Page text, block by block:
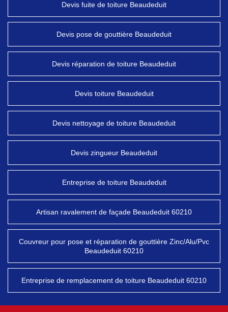
Devis fuite de toiture Beaudeduit
Devis pose de gouttière Beaudeduit
Devis réparation de toiture Beaudeduit
Devis toiture Beaudeduit
Devis nettoyage de toiture Beaudeduit
Devis zingueur Beaudeduit
Entreprise de toiture Beaudeduit
Artisan ravalement de façade Beaudeduit 60210
Couvreur pour pose et réparation de gouttière Zinc/Alu/Pvc
Beaudeduit 60210
Entreprise de remplacement de toiture Beaudeduit 60210